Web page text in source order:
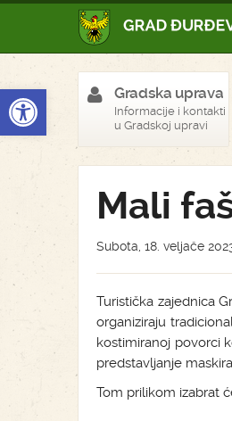
Open toolbar Gradska uprava
Informacije i kontakti
u Gradskoj upravi
Mali
Subota, 18. veljače
Turistička zajednica
organiziraju
kostimiranoj povorci
predstavljanje
Tom prilikom izabrat